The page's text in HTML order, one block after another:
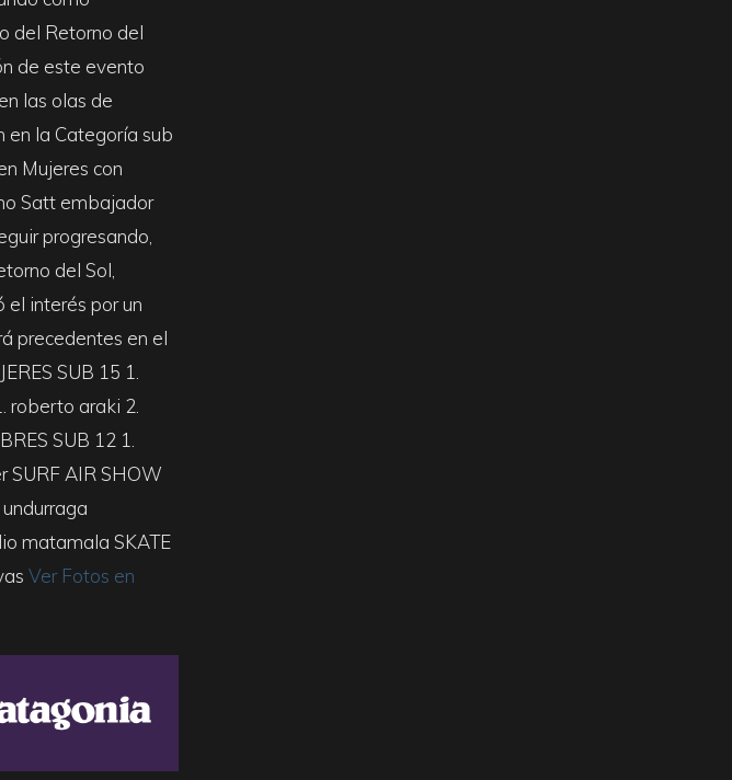
del Retorno del
de este evento
las olas de
en la Categoría sub
Mujeres con
Satt embajador
progresando,
del Sol,
el interés por un
precedentes en el
SUB 15 1.
roberto araki 2.
SUB 12 1.
SURF AIR SHOW
matamala SKATE
Ver Fotos en